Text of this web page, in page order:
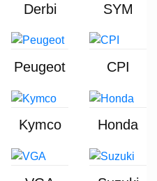
Derbi SYM
Peugeot CPI
Kymco Honda